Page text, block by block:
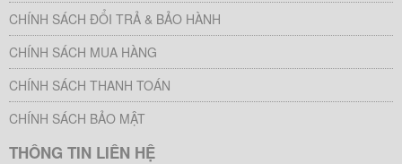
CHÍNH SÁCH ĐỔI TRẢ & BẢO HÀNH
CHÍNH SÁCH MUA HÀNG
CHÍNH SÁCH THANH TOÁN
CHÍNH SÁCH BẢO MẬT
THÔNG TIN LIÊN HỆ